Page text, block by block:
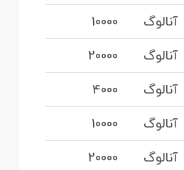
آنالوگ
10000
آنالوگ
20000
آنالوگ
4000
آنالوگ
10000
آنالوگ
20000